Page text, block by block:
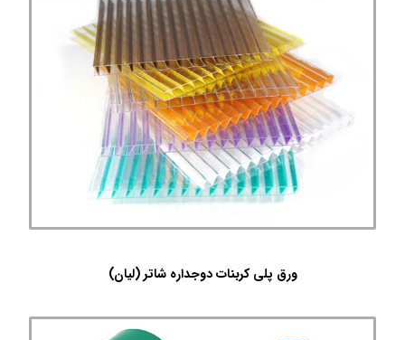
ورق پلی کربنات دوجداره شاتر (لیان)